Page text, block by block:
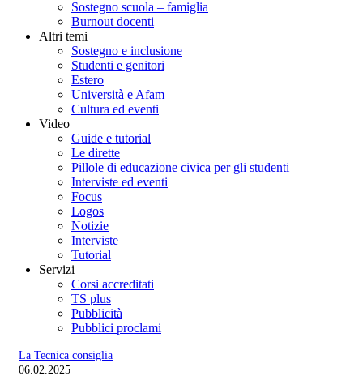
Sostegno scuola – famiglia
Burnout docenti
Altri temi
Sostegno e inclusione
Studenti e genitori
Estero
Università e Afam
Cultura ed eventi
Video
Guide e tutorial
Le dirette
Pillole di educazione civica per gli studenti
Interviste ed eventi
Focus
Logos
Notizie
Interviste
Tutorial
Servizi
Corsi accreditati
TS plus
Pubblicità
Pubblici proclami
La Tecnica consiglia
06.02.2025